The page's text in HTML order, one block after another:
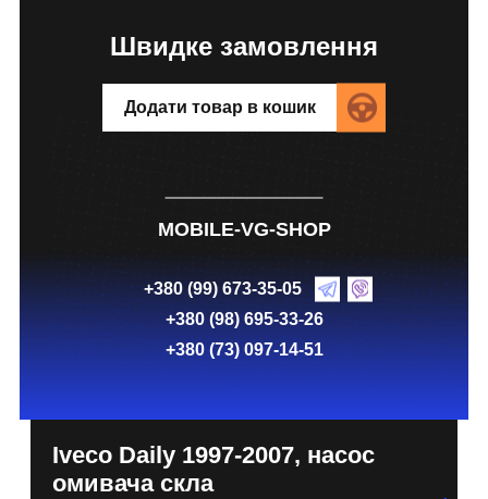
Швидке замовлення
Додати товар в кошик
MOBILE-VG-SHOP
+380 (99) 673-35-05
+380 (98) 695-33-26
+380 (73) 097-14-51
Iveco Daily 1997-2007, насос
омивача скла